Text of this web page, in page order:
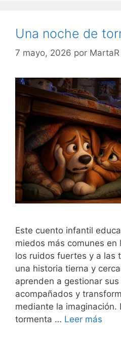
Una noche de
7 mayo, 2026 por MartaR
Este cuento infantil
miedos más comunes
los ruidos fuertes y a las
una historia tierna y
aprenden a gestionar
acompañados y
mediante la imaginación.
tormenta … Leer más